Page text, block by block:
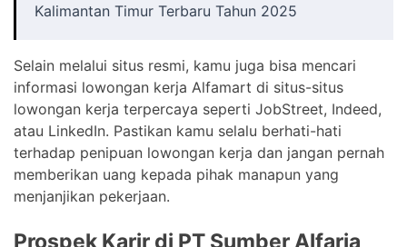
Kalimantan Timur Terbaru Tahun 2025
Selain melalui situs resmi, kamu juga bisa mencari
informasi lowongan kerja Alfamart di situs-situs
lowongan kerja terpercaya seperti JobStreet, Indeed,
atau LinkedIn. Pastikan kamu selalu berhati-hati
terhadap penipuan lowongan kerja dan jangan pernah
memberikan uang kepada pihak manapun yang
menjanjikan pekerjaan.
Prospek Karir di PT Sumber Alfaria